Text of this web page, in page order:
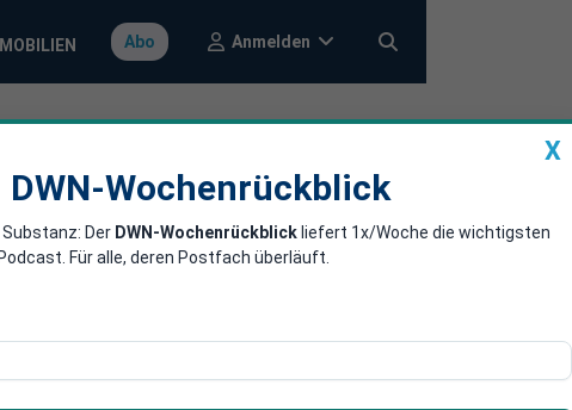
Abo Anmelden
von
für Bargeld in
X
DWN-Wochenrückblick
Der DWN-Wochenrückblick liefert 1x/Woche die wichtigsten
Für alle, deren Postfach überläuft.